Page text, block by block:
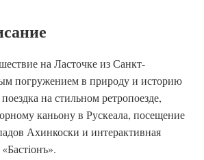
на Ласточке из Санкт-
погружением в природу и историю
на стильном ретропоезде,
каньону в Рускеала, посещение
Ахинкоски и интерактивная